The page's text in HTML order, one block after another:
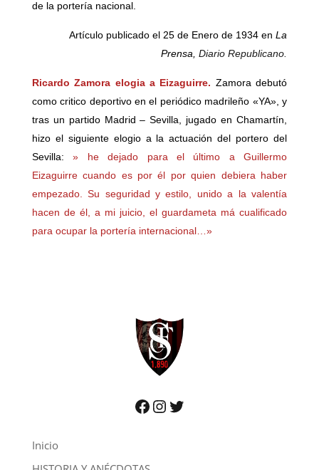
de la portería nacional.
Artículo publicado el 25 de Enero de 1934 enLa
Prensa,Diario Republicano.
Ricardo Zamora elogia a Eizaguirre. Zamora debutó
como critico deportivo en el periódico madrileño «YA», y
tras un partido Madrid – Sevilla, jugado en Chamartín,
hizo el siguiente elogio a la actuación del portero del
Sevilla:
» he dejado para el último a Guillermo
Eizaguirre cuando es por él por quien debiera haber
empezado. Su seguridad y estilo, unido a la valentía
hacen de él, a mi juicio, el guardameta má cualificado
para ocupar la portería internacional…»
Facebook
Instagram
Twitter
Inicio